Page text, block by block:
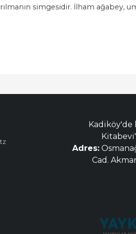
simgesidir. İlham ağabey,
Kadiköy'de
Adres:
Cad.